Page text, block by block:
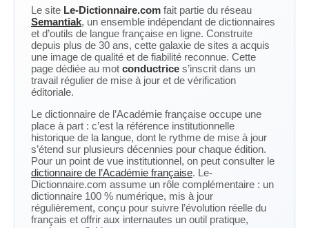
Le site Le-Dictionnaire.com fait partie du réseau
Semantiak, un ensemble indépendant de dictionnaires
et d’outils de langue française en ligne. Construite
depuis plus de 30 ans, cette galaxie de sites a acquis
une image de qualité et de fiabilité reconnue. Cette
page dédiée au mot conductrice s’inscrit dans un
travail régulier de mise à jour et de vérification
éditoriale.
Le dictionnaire de l’Académie française occupe une
place à part : c’est la référence institutionnelle
historique de la langue, dont le rythme de mise à jour
s’étend sur plusieurs décennies pour chaque édition.
Pour un point de vue institutionnel, on peut consulter le
dictionnaire de l’Académie française. Le-
Dictionnaire.com assume un rôle complémentaire : un
dictionnaire 100 % numérique, mis à jour
régulièrement, conçu pour suivre l’évolution réelle du
français et offrir aux internautes un outil pratique,